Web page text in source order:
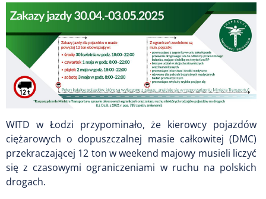
WITD w Łodzi przypominało, że kierowcy pojazdów
ciężarowych o dopuszczalnej masie całkowitej (DMC)
przekraczającej 12 ton w weekend majowy musieli liczyć
się z czasowymi ograniczeniami w ruchu na polskich
drogach.